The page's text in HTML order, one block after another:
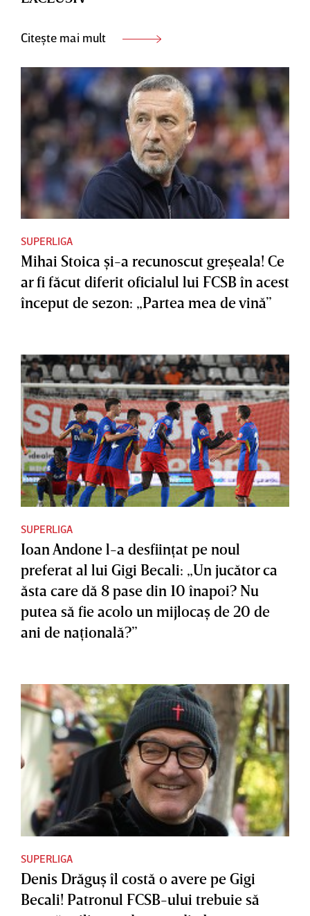
Citește mai mult
SUPERLIGA
Mihai Stoica şi-a recunoscut greşeala! Ce
ar fi făcut diferit oficialul lui FCSB în acest
început de sezon: „Partea mea de vină”
SUPERLIGA
Ioan Andone l-a desfiinţat pe noul
preferat al lui Gigi Becali: „Un jucător ca
ăsta care dă 8 pase din 10 înapoi? Nu
putea să fie acolo un mijlocaş de 20 de
ani de naţională?”
SUPERLIGA
Denis Drăguş îl costă o avere pe Gigi
Becali! Patronul FCSB-ului trebuie să